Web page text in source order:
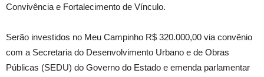
Convivência e Fortalecimento de Vínculo.
Serão investidos no Meu Campinho R$ 320.000,00 via convênio
com a Secretaria do Desenvolvimento Urbano e de Obras
Públicas (SEDU) do Governo do Estado e emenda parlamentar